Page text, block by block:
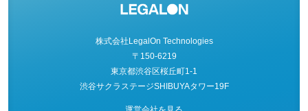
株式会社LegalOn Technologies
〒150-6219
東京都渋谷区桜丘町1-1
渋谷サクラステージSHIBUYAタワー19F